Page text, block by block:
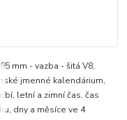
mm - vazba - šitá V8,
jmenné kalendárium,
letní a zimní čas, čas
dny a měsíce ve 4